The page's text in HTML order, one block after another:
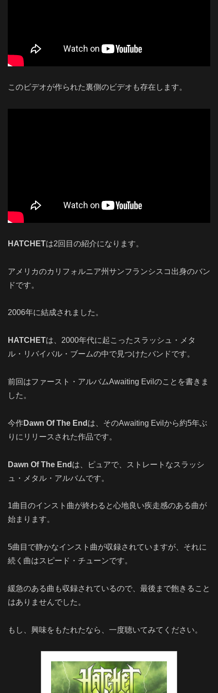
このビデオが作られた裏側のビデオも存在します。
HATCHETは2回目の紹介になります。
アメリカのカリフォルニア州サンフランシスコ出身のバン
ドです。
2006年に結成されました。
HATCHETは、2000年代に起こったスラッシュ・メタ
ル・リバイバル・ブームの中で見つけたバンドです。
前回はファースト・アルバムAwaiting Evilのことを書きま
した。
今作Dawn Of The End は、そのAwaiting Evilから約5年ぶ
りにリリースされた作品です。
Dawn Of The End は、ピュアで、ストレートなスラッシ
ュ・メタル・アルバムです。
1曲目のインスト曲が終わると心地良い疾走感のある曲が
始まります。
5曲目で静かなインスト曲が収録されていますが、それに
続く曲はスピード・チューンです。
緩急のある曲も収録されているので、最後まで飽きること
はありませんでした。
もし、興味をもたれたなら、一度聴いてみてください。